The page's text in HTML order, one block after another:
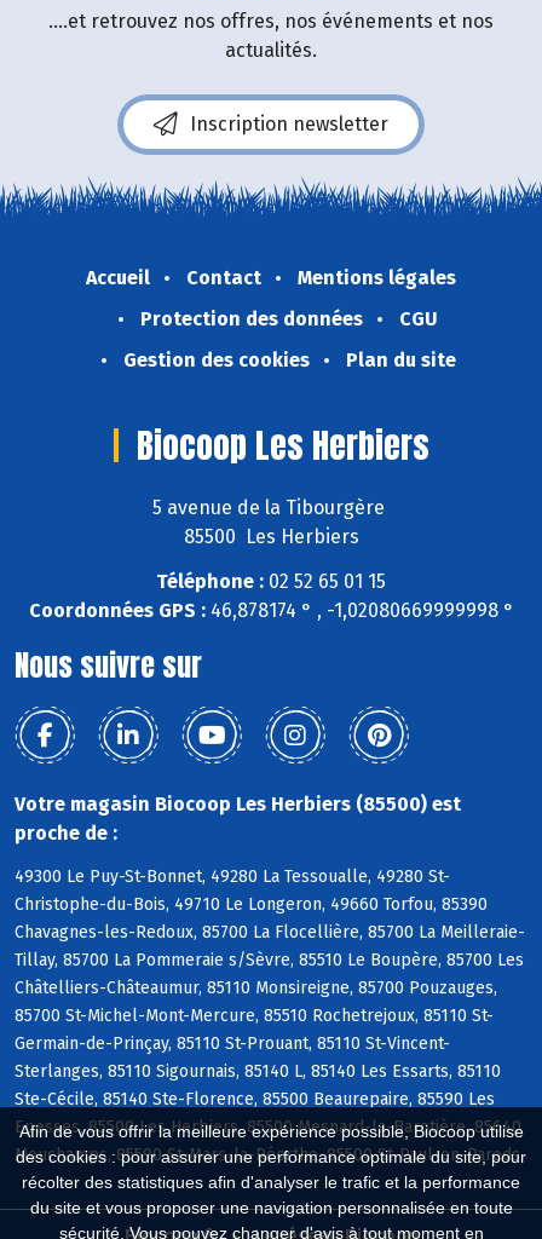
Afin de vous offrir la meilleure expérience possible, Biocoop utilise
des cookies : pour assurer une performance optimale du site, pour
récolter des statistiques afin d'analyser le trafic et la performance
du site et vous proposer une navigation personnalisée en toute
sécurité. Vous pouvez changer d'avis à tout moment en
....et retrouvez nos offres, nos événements et nos
actualités.
Inscription newsletter
Accueil Contact
Mentions légales
Protection des données
CGU
Gestion des cookies
Plan du site
Biocoop Les Herbiers
5 avenue de la Tibourgère
85500 Les Herbiers
Téléphone : 02 52 65 01 15
Coordonnées GPS :46,878174 ° , -1,02080669999998 °
Nous suivre sur
Votre magasin Biocoop Les Herbiers (85500) est
proche de :
49300 Le Puy-St-Bonnet, 49280 La Tessoualle, 49280 St-
Christophe-du-Bois, 49710 Le Longeron, 49660 Torfou, 85390
Chavagnes-les-Redoux, 85700 La Flocellière, 85700 La Meilleraie-
Tillay, 85700 La Pommeraie s/Sèvre, 85510 Le Boupère, 85700 Les
Châtelliers-Châteaumur, 85110 Monsireigne, 85700 Pouzauges,
85700 St-Michel-Mont-Mercure, 85510 Rochetrejoux, 85110 St-
Germain-de-Prinçay, 85110 St-Prouant, 85110 St-Vincent-
Sterlanges, 85110 Sigournais, 85140 L, 85140 Les Essarts, 85110
Ste-Cécile, 85140 Ste-Florence, 85500 Beaurepaire, 85590 Les
Epesses, 85500 Les Herbiers, 85500 Mesnard-la-Barotière, 85640
Mouchamps, 85590 St-Mars-la-Réorthe, 85500 St-Paul-en-Pareds